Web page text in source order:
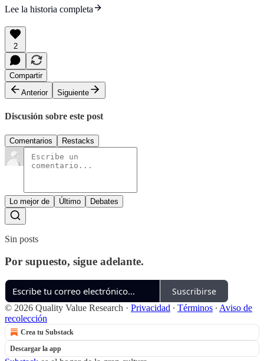
Lee la historia completa
2
Compartir
Anterior
Siguiente
Discusión sobre este post
Comentarios Restacks
Lo mejor de Último Debates
Sin posts
Por supuesto, sigue adelante.
Suscribirse
© 2026 Quality Value Research · Privacidad ∙ Términos ∙ Aviso de
recolección
Crea tu Substack
Descargar la app